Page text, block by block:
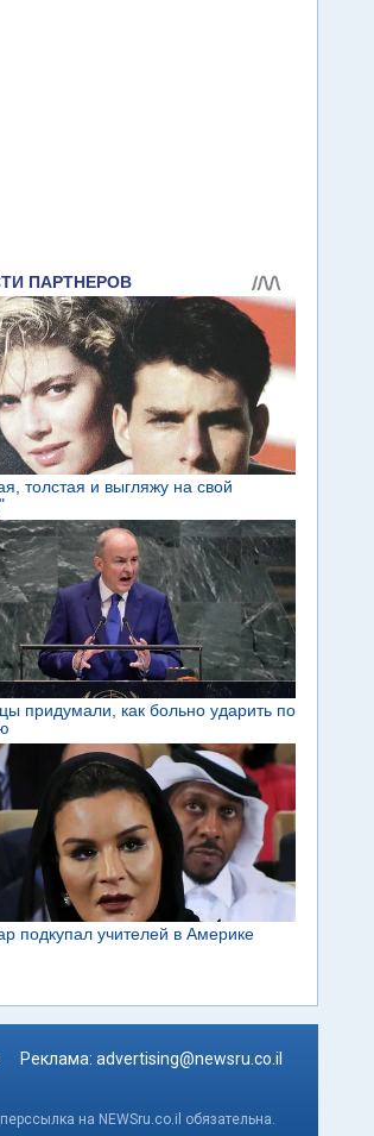
Реклама: advertising@newsru.co.il
на NEWSru.co.il обязательна.